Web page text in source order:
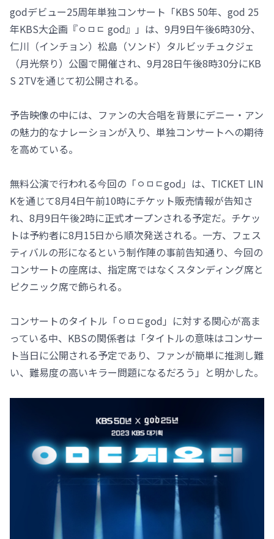
godデビュー25周年単独コンサート「KBS 50年、god 25
年KBS大企画『ㅇㅁㄷ god』」は、9月9日午後6時30分、
仁川（インチョン）松島（ソンド）タルビッチュクジェ
（月光祭り）公園で開催され、9月28日午後8時30分にKB
S 2TVを通じて初公開される。
予告映像の中には、ファンの大合唱を背景にデニー・アン
の魅力的なナレーションが入り、単独コンサートへの期待
を高めている。
無料公演で行われる今回の「ㅇㅁㄷgod」は、TICKET LIN
Kを通じて8月4日午前10時にチケット販売情報が告知さ
れ、8月9日午後2時に正式オープンされる予定だ。チケッ
トは予約者に8月15日から順次発送される。一方、フェス
ティバルの形になるという制作陣の事前告知通り、今回の
コンサートの座席は、指定席ではなくスタンディング席と
ピクニック席で飾られる。
コンサートのタイトル「ㅇㅁㄷgod」に対する関心が高ま
っている中、KBSの関係者は「タイトルの意味はコンサー
ト当日に公開される予定であり、ファンが簡単に推測し難
い、難易度の高いキラー問題になるだろう」と明かした。